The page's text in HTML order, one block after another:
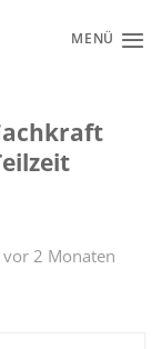
MENÜ
2 Monaten